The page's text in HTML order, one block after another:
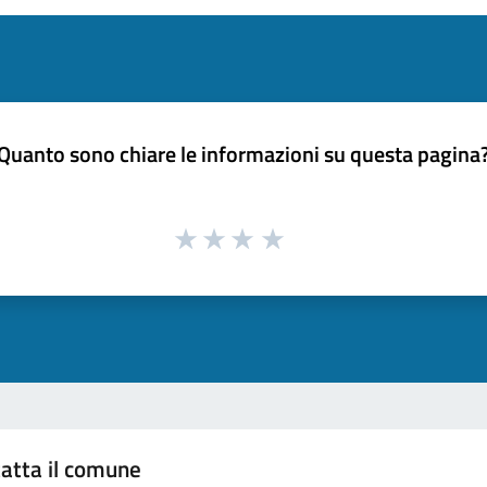
sono chiare le informazioni su questa
il comune